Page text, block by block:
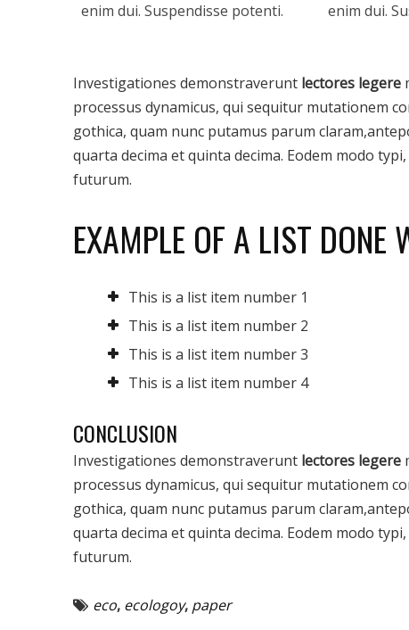
enim dui. Suspendisse potenti.
enim dui.
Investigationes demonstraverunt lectores legere
processus dynamicus, qui sequitur mutationem
gothica, quam nunc putamus parum
quarta decima et quinta decima. Eodem modo
futurum.
EXAMPLE OF A LIST DONE
This is a list item number 1
This is a list item number 2
This is a list item number 3
This is a list item number 4
CONCLUSION
Investigationes demonstraverunt lectores legere
processus dynamicus, qui sequitur mutationem
gothica, quam nunc putamus parum
quarta decima et quinta decima. Eodem modo
futurum.
eco, ecologoy, paper